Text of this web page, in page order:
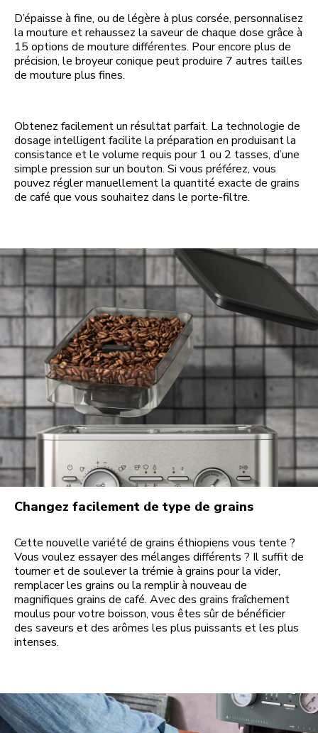
D’épaisse à fine, ou de légère à plus corsée, personnalisez
la mouture et rehaussez la saveur de chaque dose grâce à
15 options de mouture différentes. Pour encore plus de
précision, le broyeur conique peut produire 7 autres tailles
de mouture plus fines.
Obtenez facilement un résultat parfait. La technologie de
dosage intelligent facilite la préparation en produisant la
consistance et le volume requis pour 1 ou 2 tasses, d’une
simple pression sur un bouton. Si vous préférez, vous
pouvez régler manuellement la quantité exacte de grains
de café que vous souhaitez dans le porte-filtre.
Changez facilement de type de grains
Cette nouvelle variété de grains éthiopiens vous tente ?
Vous voulez essayer des mélanges différents ? Il suffit de
tourner et de soulever la trémie à grains pour la vider,
remplacer les grains ou la remplir à nouveau de
magnifiques grains de café. Avec des grains fraîchement
moulus pour votre boisson, vous êtes sûr de bénéficier
des saveurs et des arômes les plus puissants et les plus
intenses.